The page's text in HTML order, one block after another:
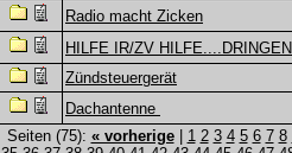
Radio macht Zicken
HILFE IR/ZV
Zündsteuergerät
Dachantenne
Seiten (75): « vorherige 1 2 3 4 5 6 7 8